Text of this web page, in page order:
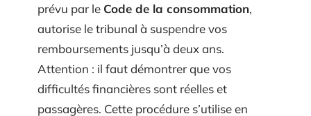
prévu par le Code de la consommation,
autorise le tribunal à suspendre vos
remboursements jusqu’à deux ans.
Attention : il faut démontrer que vos
difficultés financières sont réelles et
passagères. Cette procédure s’utilise en